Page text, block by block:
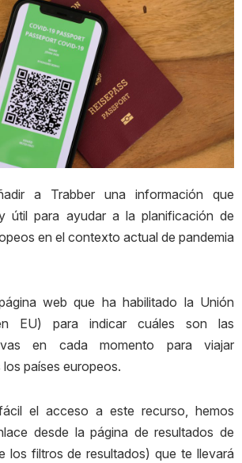
a Trabber una información que
útil para ayudar a la planificación de
en el contexto actual de pandemia
web que ha habilitado la Unión
EU) para indicar cuáles son las
en cada momento para viajar
países europeos.
el acceso a este recurso, hemos
desde la página de resultados de
los filtros de resultados) que te llevará